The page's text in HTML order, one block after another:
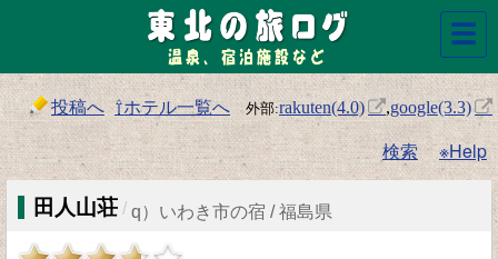
投稿へ ⇧ホテル一覧へ rakuten(4.0) google(3.3)
検索 ※Help
田人山荘 / q）いわき市の宿 / 福島県
☰